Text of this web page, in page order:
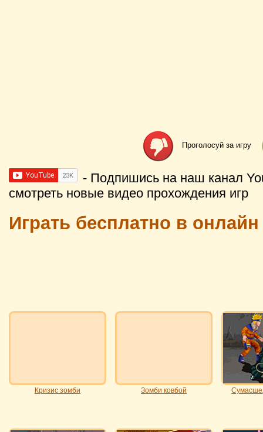
Проголосуй за игру
- Подпишись на наш канал
смотреть новые видео прохождения игр
Играть бесплатно в
Кризис зомби Зомби ковбой